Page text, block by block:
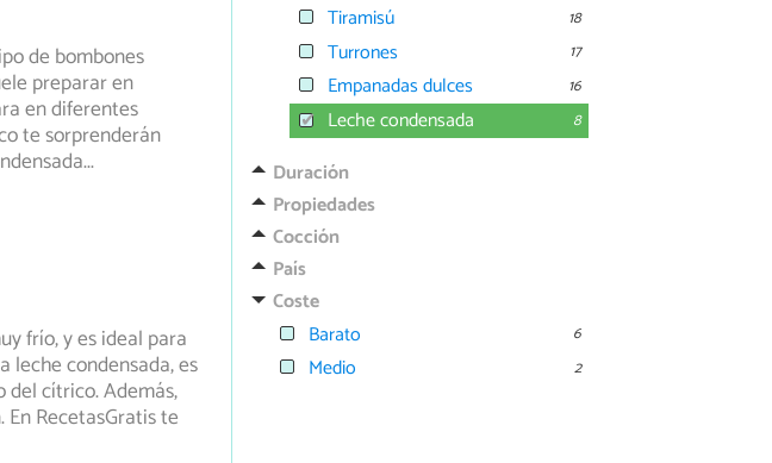
de bombones
preparar en
en diferentes
te sorprenderán
...
frío, y es ideal para
leche condensada,es
cítrico. Además,
RecetasGratis te
Tiramisú 18
Turrones 17
Empanadas dulces 16
Leche condensada 8
Duración
Propiedades
Cocción
País
Coste
Barato
6
Medio 2